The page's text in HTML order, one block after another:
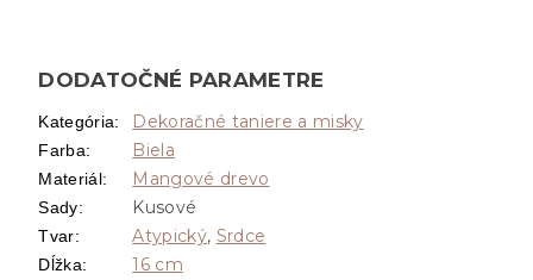
DODATOČNÉ PARAMETRE
Kategória: Dekoračné taniere a misky
Farba: Biela
Materiál: Mangové drevo
Sady: Kusové
Tvar: Atypický, Srdce
Dĺžka: 16 cm